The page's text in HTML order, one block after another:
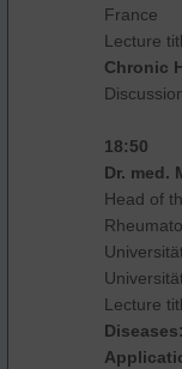
France
Lecture
Chronic
18:50
Dr. med.
Head of
Lecture